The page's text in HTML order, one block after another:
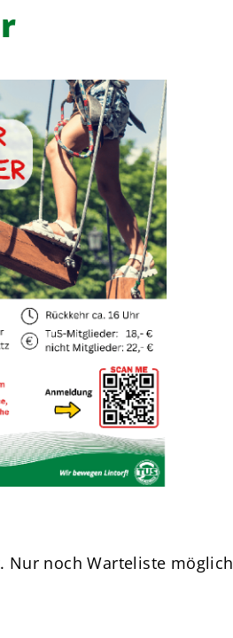
Nur noch Warteliste möglich.
Termine
Über den TuS
Das sind wir
TuSfit